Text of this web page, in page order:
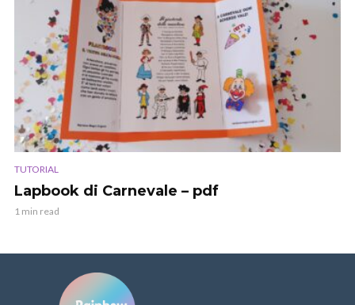
TUTORIAL
Lapbook di Carnevale – pdf
1 min read